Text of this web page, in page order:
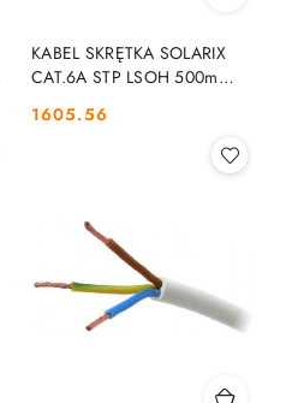
KABEL SKRĘTKA SOLARIX
CAT.6A STP LSOH 500m
Cena:
1605.56